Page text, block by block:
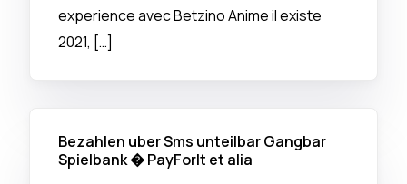
experience avec Betzino Anime il existe
2021, […]
Bezahlen uber Sms unteilbar Gangbar
Spielbank � PayForIt et alia